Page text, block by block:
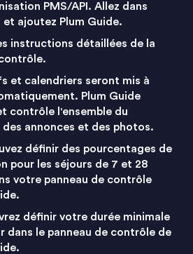
PMS/API. Allez dans
et ajoutez Plum Guide.
instructions détaillées de la
et calendriers seront mis à
Plum Guide
contrôle l'ensemble du
annonces et des photos.
définir des pourcentages de
pour les séjours de 7 et 28
votre panneau de contrôle
définir votre durée minimale
dans le panneau de contrôle de